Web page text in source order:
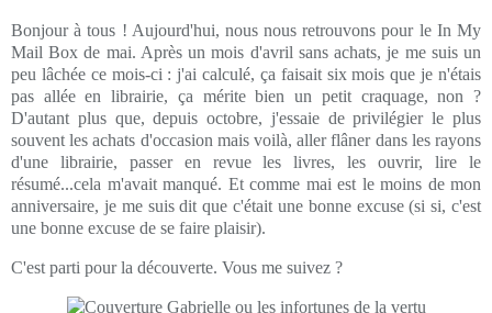
Bonjour à tous ! Aujourd'hui, nous nous retrouvons pour le In My
Mail Box de mai. Après un mois d'avril sans achats, je me suis un
peu lâchée ce mois-ci : j'ai calculé, ça faisait six mois que je n'étais
pas allée en librairie, ça mérite bien un petit craquage, non ?
D'autant plus que, depuis octobre, j'essaie de privilégier le plus
souvent les achats d'occasion mais voilà, aller flâner dans les rayons
d'une librairie, passer en revue les livres, les ouvrir, lire le
résumé...cela m'avait manqué. Et comme mai est le moins de mon
anniversaire, je me suis dit que c'était une bonne excuse (si si, c'est
une bonne excuse de se faire plaisir).
C'est parti pour la découverte. Vous me suivez ?